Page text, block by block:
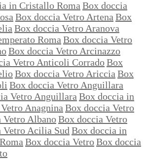
in Cristallo Roma Box doccia
Box doccia Vetro Artena Box
Box doccia Vetro Aranova
Roma Box doccia Vetro
Box doccia Vetro Arcinazzo
Vetro Anticoli CorradoBox
Box doccia Vetro Ariccia Box
Box doccia Vetro Anguillara
Vetro Anguillara Box doccia in
Anagnina Box doccia Vetro
Vetro AlbanoBox doccia Vetro
Vetro Acilia Sud Box doccia in
Box doccia VetroBox doccia